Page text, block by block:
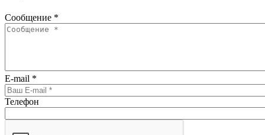
Сообщение *
E-mail *
Телефон